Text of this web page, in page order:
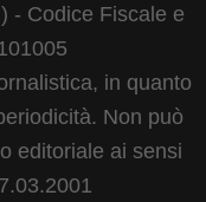
- Codice Fiscale e
in quanto
Non può
editoriale ai sensi